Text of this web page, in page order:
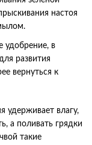
настоя
удобрение, в
развития
вернуться к
удерживает влагу,
а поливать грядки
такие